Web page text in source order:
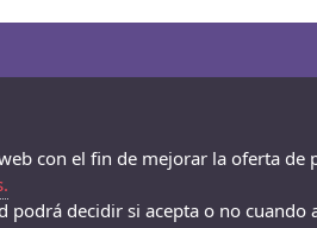
con el fin de mejorar la oferta de
decidir si acepta o no cuando